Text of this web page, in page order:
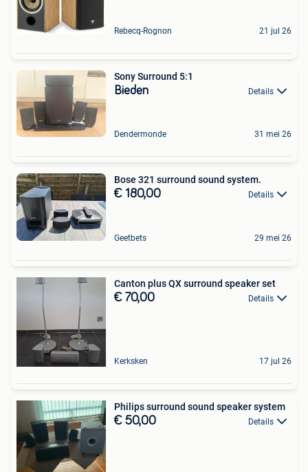
Rebecq-Rognon 21 jul 26
Sony Surround 5:1
Bieden Details
Dendermonde 31 mei 26
Bose 321 surround sound system.
€ 180,00 Details
Geetbets 29 mei 26
Canton plus QX surround speaker set
€ 70,00 Details
Kerksken 17 jul 26
Philips surround sound speaker system
€ 50,00 Details